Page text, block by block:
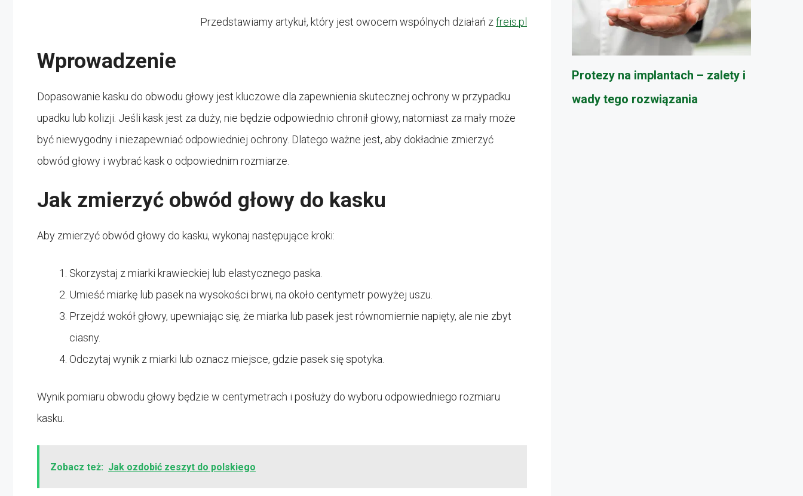
Przedstawiamy artykuł, który jest owocem wspólnych działań z freis.pl
Wprowadzenie
Dopasowanie kasku do obwodu głowy jest kluczowe dla zapewnienia skutecznej ochrony w przypadku
upadku lub kolizji. Jeśli kask jest za duży, nie będzie odpowiednio chronił głowy, natomiast za mały może
być niewygodny i niezapewniać odpowiedniej ochrony. Dlatego ważne jest, aby dokładnie zmierzyć
obwód głowy i wybrać kask o odpowiednim rozmiarze.
Jak zmierzyć obwód głowy do kasku
Aby zmierzyć obwód głowy do kasku, wykonaj następujące kroki:
Skorzystaj z miarki krawieckiej lub elastycznego paska.
Umieść miarkę lub pasek na wysokości brwi, na około centymetr powyżej uszu.
Przejdź wokół głowy, upewniając się, że miarka lub pasek jest równomiernie napięty, ale nie zbyt
ciasny.
Odczytaj wynik z miarki lub oznacz miejsce, gdzie pasek się spotyka.
Wynik pomiaru obwodu głowy będzie w centymetrach i posłuży do wyboru odpowiedniego rozmiaru
kasku.
Zobacz też: Jak ozdobić zeszyt do polskiego
Protezy na implantach – zalety i
wady tego rozwiązania